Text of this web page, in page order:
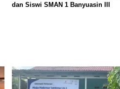
dan Siswi SMAN 1 Banyuasin III